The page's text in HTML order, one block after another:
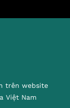
trên website
Việt Nam